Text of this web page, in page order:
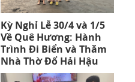
Kỳ Nghỉ Lễ 30/4 và 1/5
Về Quê Hương: Hành
Trình Đi Biển và Thăm
Nhà Thờ Đổ Hải Hậu